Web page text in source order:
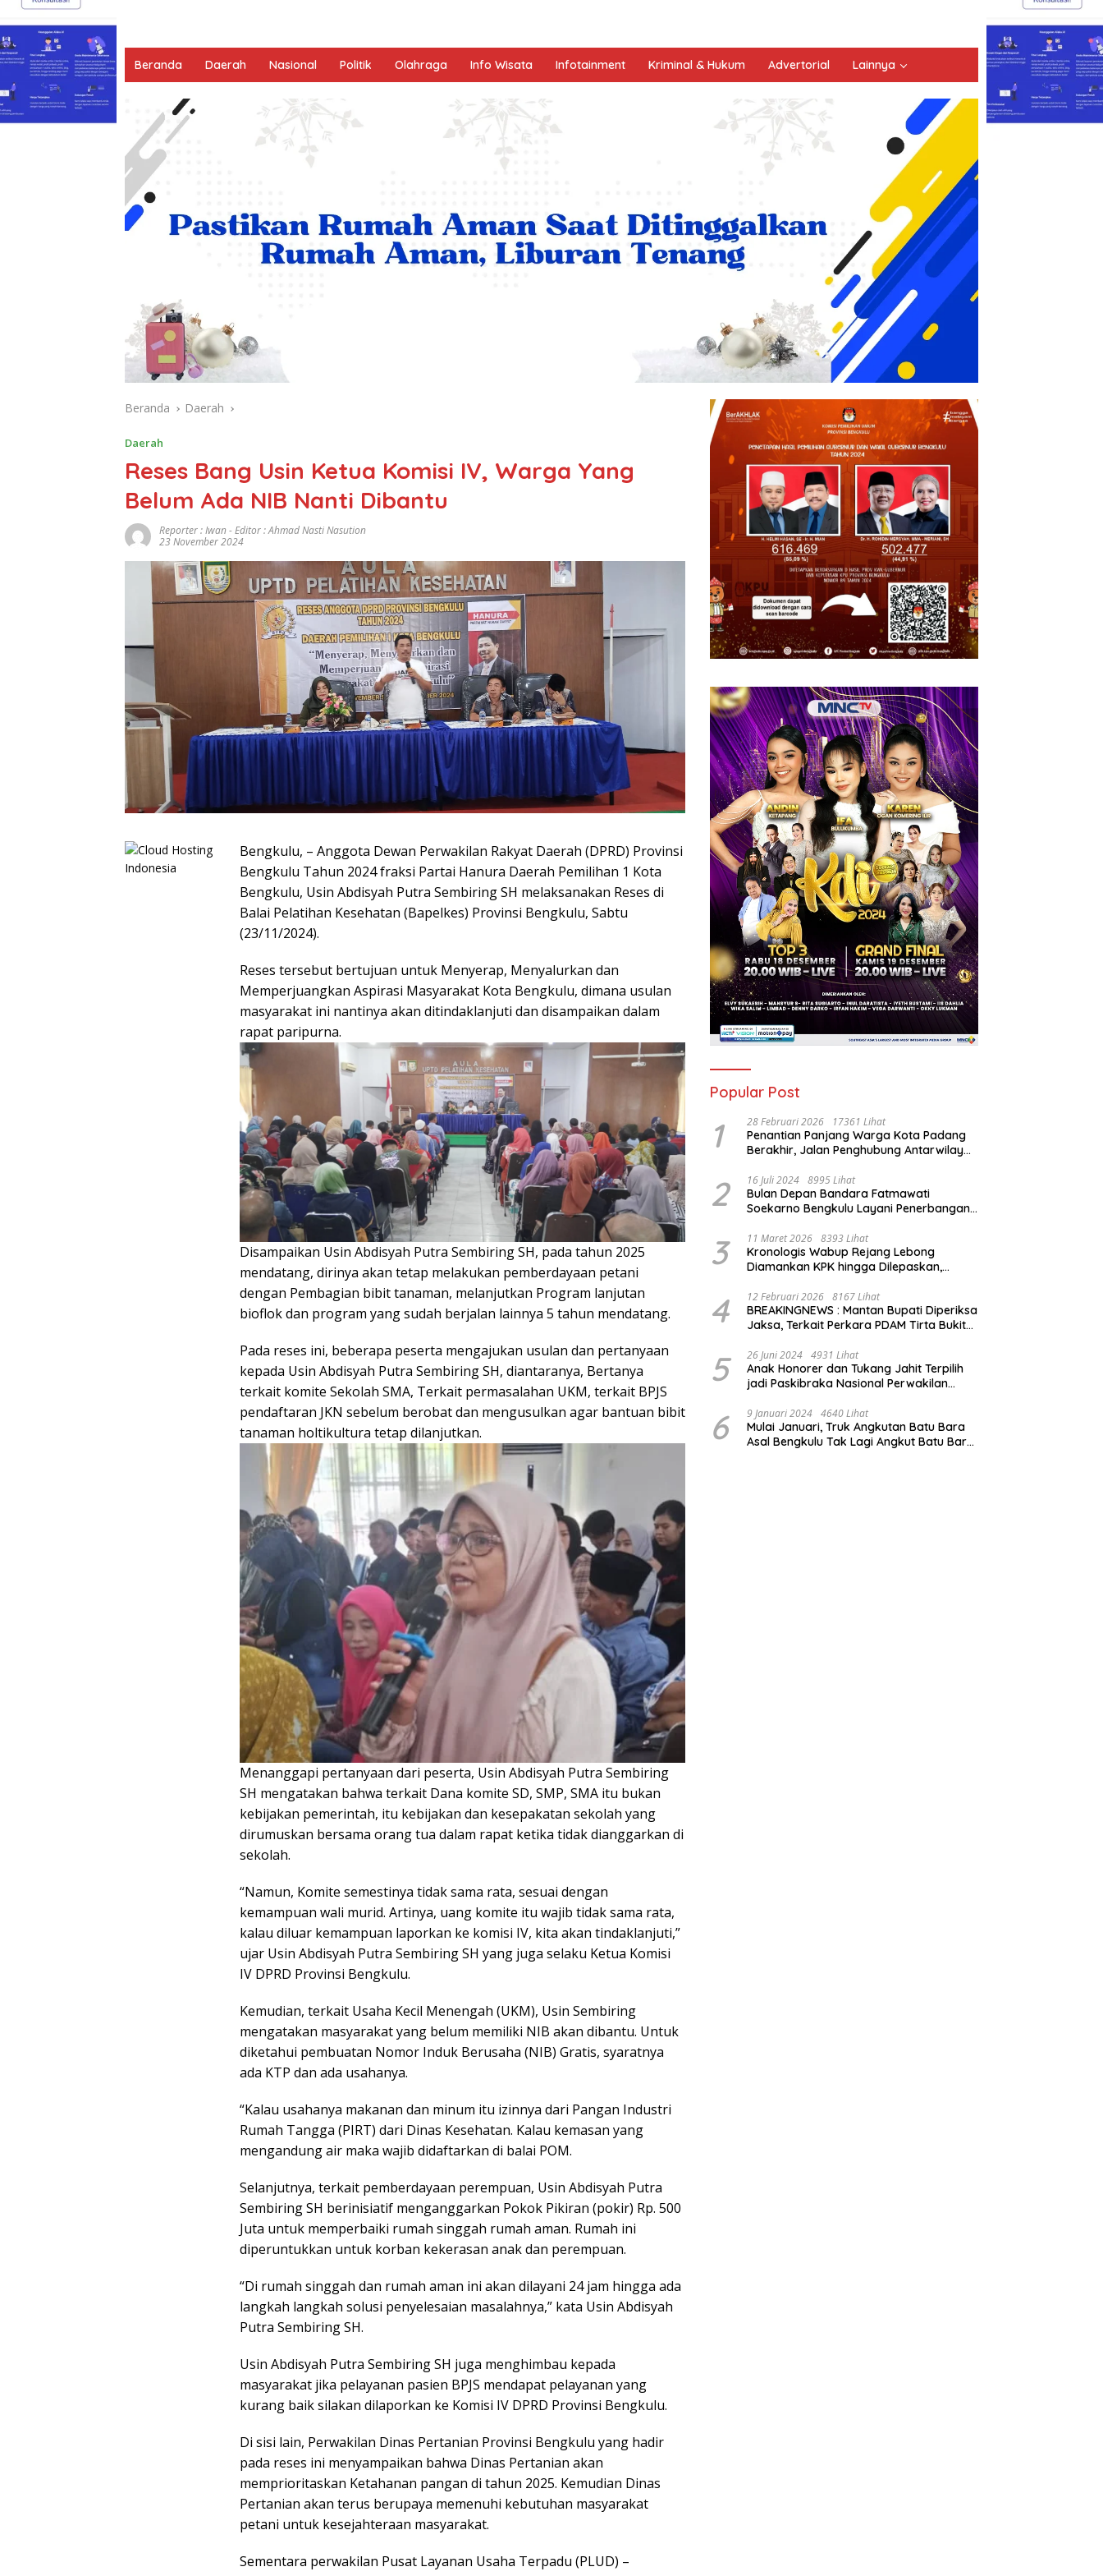
Beranda Daerah Nasional Politik Olahraga Info Wisata Infotainment Kriminal & Hukum Advertorial Lainnya
Beranda Daerah
Daerah
Reses Bang Usin Ketua Komisi IV, Warga Yang
Belum Ada NIB Nanti Dibantu
Reporter : Iwan - Editor : Ahmad Nasti Nasution
23 November 2024
Bengkulu, – Anggota Dewan Perwakilan Rakyat Daerah (DPRD) Provinsi
Bengkulu Tahun 2024 fraksi Partai Hanura Daerah Pemilihan 1 Kota
Bengkulu, Usin Abdisyah Putra Sembiring SH melaksanakan Reses di
Balai Pelatihan Kesehatan (Bapelkes) Provinsi Bengkulu, Sabtu
(23/11/2024).
Reses tersebut bertujuan untuk Menyerap, Menyalurkan dan
Memperjuangkan Aspirasi Masyarakat Kota Bengkulu, dimana usulan
masyarakat ini nantinya akan ditindaklanjuti dan disampaikan dalam
rapat paripurna.
Disampaikan Usin Abdisyah Putra Sembiring SH, pada tahun 2025
mendatang, dirinya akan tetap melakukan pemberdayaan petani
dengan Pembagian bibit tanaman, melanjutkan Program lanjutan
bioflok dan program yang sudah berjalan lainnya 5 tahun mendatang.
Pada reses ini, beberapa peserta mengajukan usulan dan pertanyaan
kepada Usin Abdisyah Putra Sembiring SH, diantaranya, Bertanya
terkait komite Sekolah SMA, Terkait permasalahan UKM, terkait BPJS
pendaftaran JKN sebelum berobat dan mengusulkan agar bantuan bibit
tanaman holtikultura tetap dilanjutkan.
Menanggapi pertanyaan dari peserta, Usin Abdisyah Putra Sembiring
SH mengatakan bahwa terkait Dana komite SD, SMP, SMA itu bukan
kebijakan pemerintah, itu kebijakan dan kesepakatan sekolah yang
dirumuskan bersama orang tua dalam rapat ketika tidak dianggarkan di
sekolah.
“Namun, Komite semestinya tidak sama rata, sesuai dengan
kemampuan wali murid. Artinya, uang komite itu wajib tidak sama rata,
kalau diluar kemampuan laporkan ke komisi IV, kita akan tindaklanjuti,”
ujar Usin Abdisyah Putra Sembiring SH yang juga selaku Ketua Komisi
IV DPRD Provinsi Bengkulu.
Kemudian, terkait Usaha Kecil Menengah (UKM), Usin Sembiring
mengatakan masyarakat yang belum memiliki NIB akan dibantu. Untuk
diketahui pembuatan Nomor Induk Berusaha (NIB) Gratis, syaratnya
ada KTP dan ada usahanya.
“Kalau usahanya makanan dan minum itu izinnya dari Pangan Industri
Rumah Tangga (PIRT) dari Dinas Kesehatan. Kalau kemasan yang
mengandung air maka wajib didaftarkan di balai POM.
Selanjutnya, terkait pemberdayaan perempuan, Usin Abdisyah Putra
Sembiring SH berinisiatif menganggarkan Pokok Pikiran (pokir) Rp. 500
Juta untuk memperbaiki rumah singgah rumah aman. Rumah ini
diperuntukkan untuk korban kekerasan anak dan perempuan.
“Di rumah singgah dan rumah aman ini akan dilayani 24 jam hingga ada
langkah langkah solusi penyelesaian masalahnya,” kata Usin Abdisyah
Putra Sembiring SH.
Usin Abdisyah Putra Sembiring SH juga menghimbau kepada
masyarakat jika pelayanan pasien BPJS mendapat pelayanan yang
kurang baik silakan dilaporkan ke Komisi IV DPRD Provinsi Bengkulu.
Di sisi lain, Perwakilan Dinas Pertanian Provinsi Bengkulu yang hadir
pada reses ini menyampaikan bahwa Dinas Pertanian akan
memprioritaskan Ketahanan pangan di tahun 2025. Kemudian Dinas
Pertanian akan terus berupaya memenuhi kebutuhan masyarakat
petani untuk kesejahteraan masyarakat.
Sementara perwakilan Pusat Layanan Usaha Terpadu (PLUD) –
Popular Post
1 28 Februari 2026 17361 Lihat
Penantian Panjang Warga Kota Padang
Berakhir, Jalan Penghubung Antarwilayah
2 16 Juli 2024 8995 Lihat
Bulan Depan Bandara Fatmawati
Soekarno Bengkulu Layani Penerbangan
3 11 Maret 2026 8393 Lihat
Kronologis Wabup Rejang Lebong
Diamankan KPK hingga Dilepaskan,
4 12 Februari 2026 8167 Lihat
BREAKINGNEWS : Mantan Bupati Diperiksa
Jaksa, Terkait Perkara PDAM Tirta Bukit
5 26 Juni 2024 4931 Lihat
Anak Honorer dan Tukang Jahit Terpilih
jadi Paskibraka Nasional Perwakilan
6 9 Januari 2024 4640 Lihat
Mulai Januari, Truk Angkutan Batu Bara
Asal Bengkulu Tak Lagi Angkut Batu Bara